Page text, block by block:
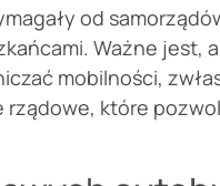
od
Ważne jest,
mobilności,
które